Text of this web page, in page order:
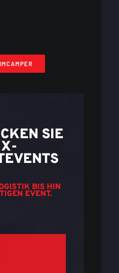
SIE
X-
BIS HIN
EVENT.